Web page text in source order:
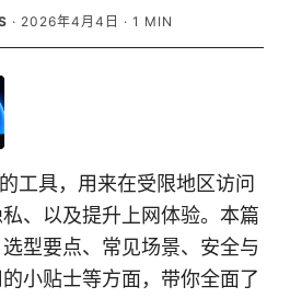
· 2026年4月4日 · 1 MIN
工具，用来在受限地区访问
、以及提升上网体验。本篇
型要点、常见场景、安全与
小贴士等方面，带你全面了